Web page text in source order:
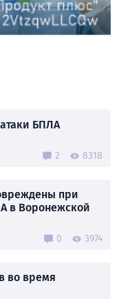
БПЛА
2 8318
при
в Воронежской
0 3974
во время